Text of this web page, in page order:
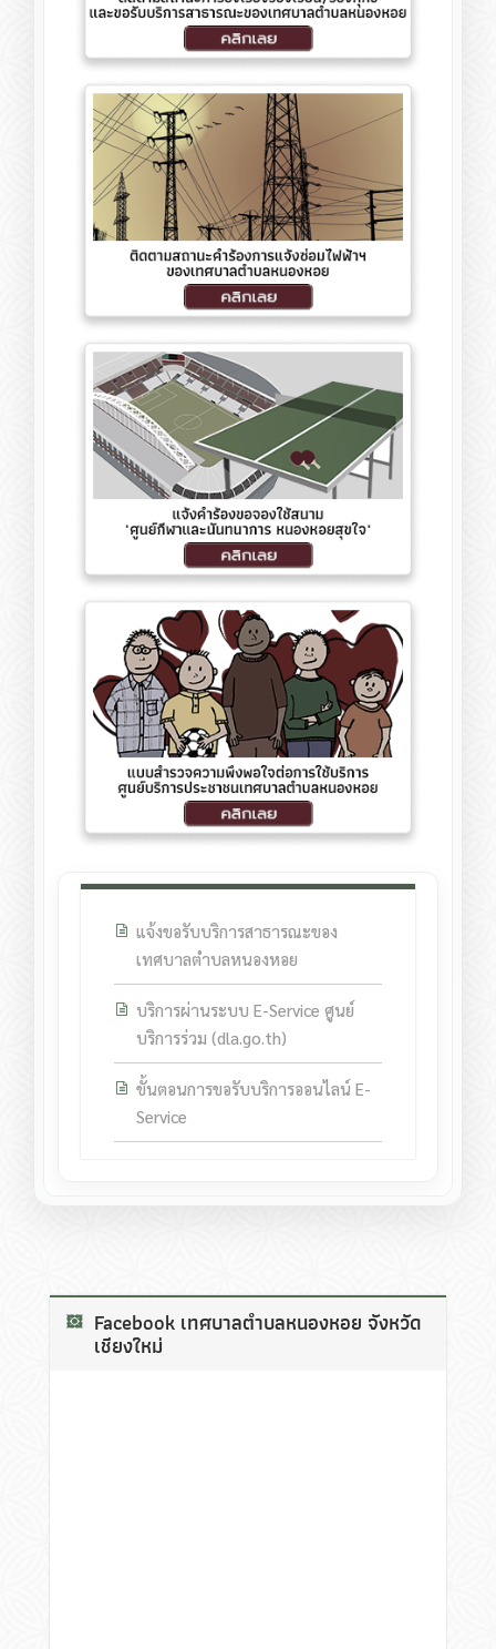
แจ้งขอรับบริการสาธารณะของ
เทศบาลตำบลหนองหอย
บริการผ่านระบบ E-Service ศูนย์
บริการร่วม (dla.go.th)
ขั้นตอนการขอรับบริการออนไลน์ E-
Service
Facebook เทศบาลตำบลหนองหอย จังหวัด
เชียงใหม่